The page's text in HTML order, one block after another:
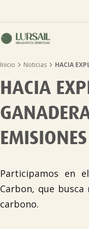
Quiénes somos
Servicios ganadería
Entidades asociadas
Inicio  Noticias  HACIA
HACIA
EMISIONES
Participamos en
Carbon, que
carbono.